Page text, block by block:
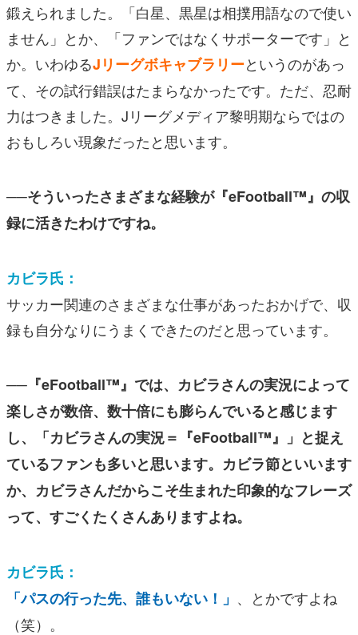
鍛えられました。「白星、黒星は相撲用語なので使い
ません」とか、「ファンではなくサポーターです」と
か。いわゆるJリーグボキャブラリーというのがあっ
て、その試行錯誤はたまらなかったです。ただ、忍耐
力はつきました。Jリーグメディア黎明期ならではの
おもしろい現象だったと思います。
──そういったさまざまな経験が『eFootball™』の収
録に活きたわけですね。
カビラ氏：
サッカー関連のさまざまな仕事があったおかげで、収
録も自分なりにうまくできたのだと思っています。
──『eFootball™︎』では、カビラさんの実況によって
楽しさが数倍、数十倍にも膨らんでいると感じます
し、「カビラさんの実況＝『eFootball™︎』」と捉え
ているファンも多いと思います。カビラ節といいます
か、カビラさんだからこそ生まれた印象的なフレーズ
って、すごくたくさんありますよね。
カビラ氏：
「パスの行った先、誰もいない！」 、とかですよね
（笑）。